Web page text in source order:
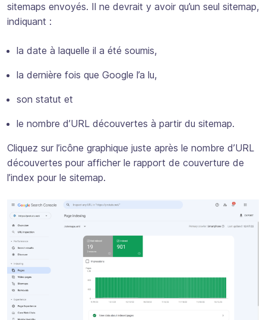
sitemaps envoyés. Il ne devrait y avoir qu’un seul sitemap,
indiquant :
la date à laquelle il a été soumis,
la dernière fois que Google l’a lu,
son statut et
le nombre d’URL découvertes à partir du sitemap.
Cliquez sur l’icône graphique juste après le nombre d’URL
découvertes pour afficher le rapport de couverture de
l’index pour le sitemap.